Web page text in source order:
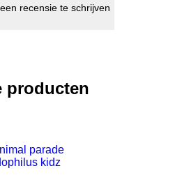
recensie te schrijven
producten